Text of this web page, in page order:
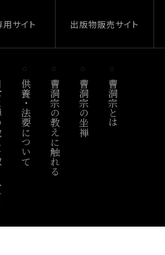
サイト 出版物販売サイト
る 供養・法要について 曹洞宗の教えに触れる 曹洞宗の坐禅 曹洞宗とは